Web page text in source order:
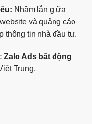
Nhầm lẫn giữa
và quảng cáo
thông tin nhà đầu tư.
Zalo Ads bất động
Trung.